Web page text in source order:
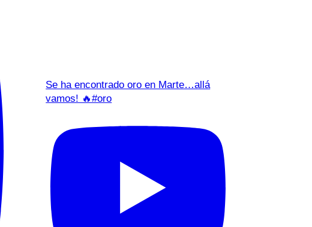
Se ha encontrado oro en Marte…allá
vamos! 🔥#oro